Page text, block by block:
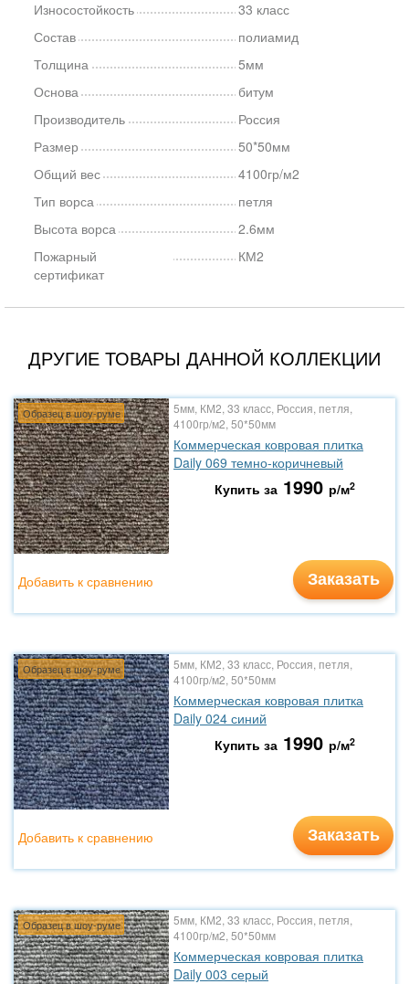
Износостойкость
33 класс
Состав
полиамид
Толщина
5мм
Основа
битум
Производитель
Россия
Размер
50*50мм
Общий вес
4100гр/м2
Тип ворса
петля
Высота ворса
2.6мм
Пожарный
сертификат
КМ2
ДРУГИЕ ТОВАРЫ ДАННОЙ КОЛЛЕКЦИИ
Образец в шоу-руме
5мм, КМ2, 33 класс, Россия, петля,
4100гр/м2, 50*50мм
Коммерческая ковровая плитка
Daily 069 темно-коричневый
Купить за 1990 р/м2
Заказать
Добавить к сравнению
Образец в шоу-руме
5мм, КМ2, 33 класс, Россия, петля,
4100гр/м2, 50*50мм
Коммерческая ковровая плитка
Daily 024 синий
Купить за 1990 р/м2
Заказать
Добавить к сравнению
Образец в шоу-руме
5мм, КМ2, 33 класс, Россия, петля,
4100гр/м2, 50*50мм
Коммерческая ковровая плитка
Daily 003 серый